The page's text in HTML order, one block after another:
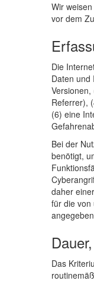
Wir
vor dem
Die
Daten und
Referrer),
(6) eine
Bei der
benötigt,
daher
für die von
Das